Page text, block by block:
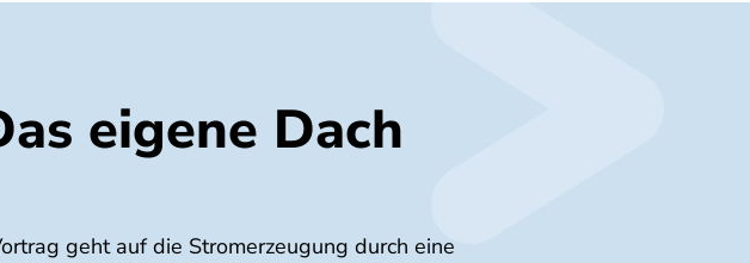
eigene Dach
geht auf die Stromerzeugung durch eine